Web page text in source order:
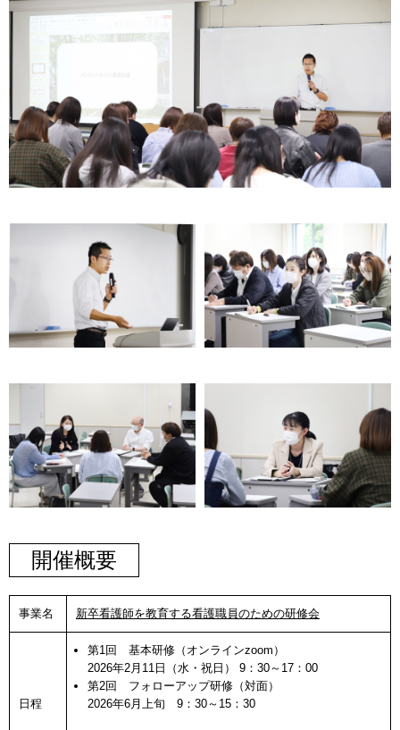
開催概要
事業名 新卒看護師を教育する看護職員のための研修会
日程
第1回 基本研修（オンラインzoom）
2026年2月11日（水・祝日） 9：30～17：00
第2回 フォローアップ研修（対面）
2026年6月上旬 9：30～15：30